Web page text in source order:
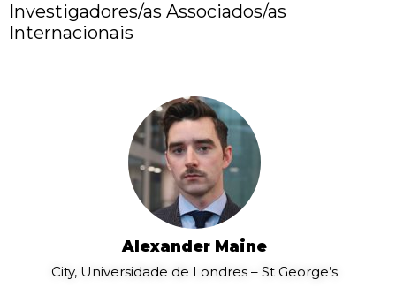
Investigadores/as Associados/as
Internacionais
Alexander Maine
City, Universidade de Londres – St George’s